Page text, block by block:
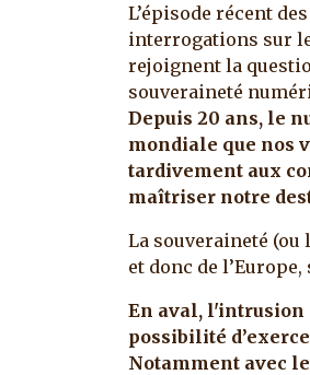
L’épisode récent
interrogations sur
rejoignent la
souveraineté
Depuis 20 ans, le
mondiale que nos
tardivement aux
maîtriser notre
La souveraineté
et donc de
En aval, l'intrusion
possibilité
Notamment avec